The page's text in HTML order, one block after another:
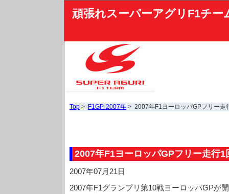
頑張れスーパーアグリF1チー
Top > F1GP-2007年 > 2007年F1ヨーロッパGPフリー走
2007年F1ヨーロッパGPフリー走行1
2007年07月21日
2007年F1グランプリ第10戦ヨーロッパGPが